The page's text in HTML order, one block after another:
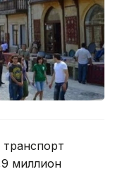
миллион